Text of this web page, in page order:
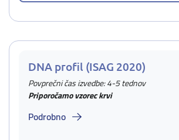
DNA profil (ISAG 2020)
Povprečni čas izvedbe: 4-5 tednov
Priporočamo vzorec krvi
Podrobno